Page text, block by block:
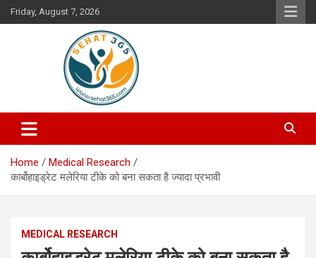
Skip
to
Friday, August 7, 2026
Sehat365
Your's Complete Health Guide
Home
Medical Research
कार्बोहाइड्रेट मलेरिया टीके को बना सकता है ज्यादा प्रभावी
MEDICAL RESEARCH